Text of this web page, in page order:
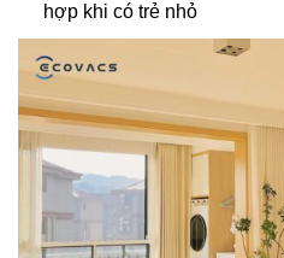
hợp khi có trẻ nhỏ